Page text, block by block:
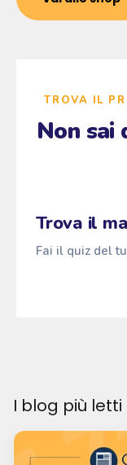
TROVA IL
Non sai
Trova il
Fai il quiz del
I blog più letti